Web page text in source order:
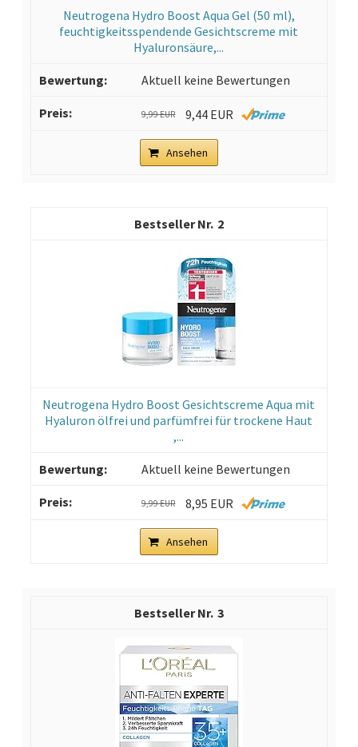
Neutrogena Hydro Boost Aqua Gel (50 ml),
feuchtigkeitsspendende Gesichtscreme mit
Hyaluronsäure,...
Aktuell keine Bewertungen
9,99 EUR 9,44 EUR
Ansehen
2
Neutrogena Hydro Boost Gesichtscreme Aqua mit
Hyaluron ölfrei und parfümfrei für trockene Haut
,...
Aktuell keine Bewertungen
9,99 EUR 8,95 EUR
Ansehen
3